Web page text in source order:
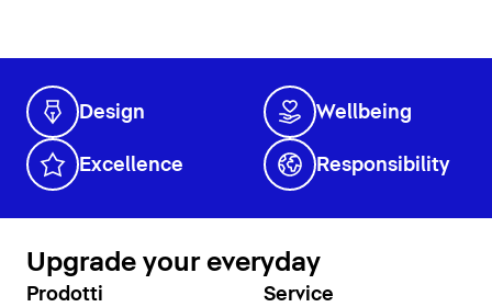
Design Wellbeing
Excellence Responsibility
Upgrade your everyday
Prodotti Service